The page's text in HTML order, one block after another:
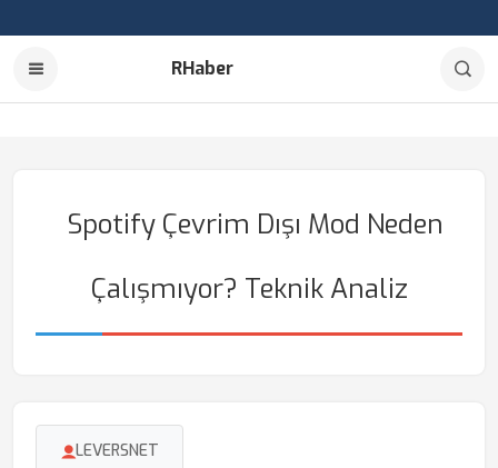
RHaber
Spotify Çevrim Dışı Mod Neden
Çalışmıyor? Teknik Analiz
LEVERSNET